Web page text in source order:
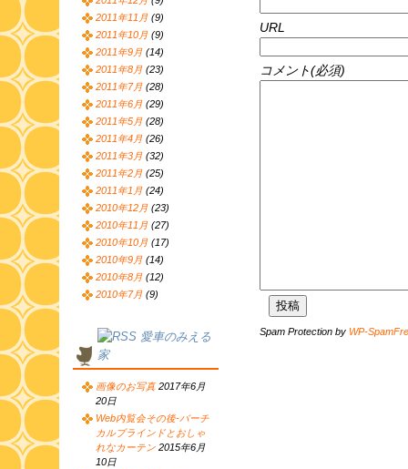
URL
コメント(必須)
Spam Protection by WP-
2011年11月 (9)
2011年10月 (9)
2011年9月 (14)
2011年8月 (23)
2011年7月 (28)
2011年6月 (29)
2011年5月 (28)
2011年4月 (26)
2011年3月 (32)
2011年2月 (25)
2011年1月 (24)
2010年12月 (23)
2010年11月 (27)
2010年10月 (17)
2010年9月 (14)
2010年8月 (12)
2010年7月 (9)
愛車のみえる
家
画像のお写真 2017年6月
20日
Web内覧会その後-バーチ
カルブラインドとおしゃ
れなカーテン 2015年6月
10日